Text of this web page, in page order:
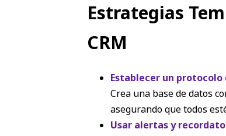
Estrategias
CRM
Establecer un
Crea una base de datos
asegurando que todos
Usar alertas y